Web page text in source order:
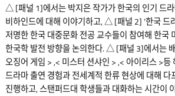
△ [패널 1]에서는 박지은 작가가 한국의 인기 드
비하인드에 대해 이야기하고, △ [패널 2] ‘한국 드
저명한 한국 대중문화 전공 교수들이 참여해 한국
한국학 발전 방향을 논의한다. △ [패널 3]에서는
오징어 게임 > ,< 미스터 션샤인 > ,< 아이리스 >등
드라마 출연 경험과 전세계적 한류 현상에 대해
진행하고, 스탠퍼드대 학생들과 대화하는 시간이